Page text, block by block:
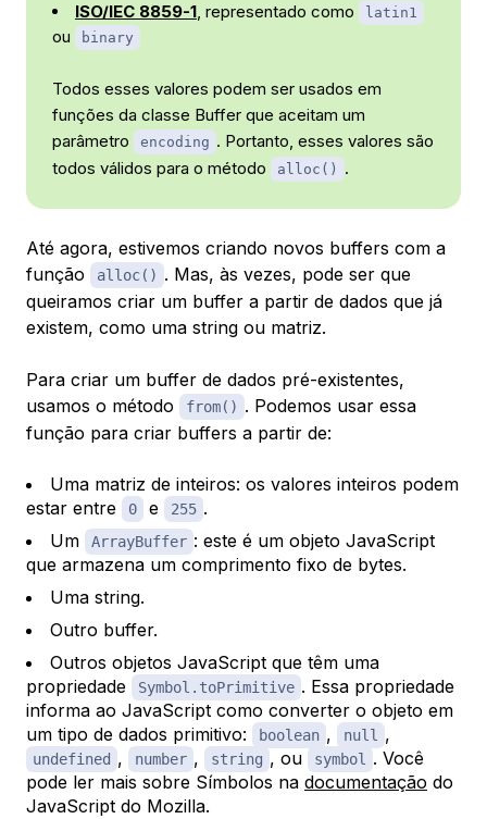
ISO/IEC 8859-1, representado como latin1
ou binary
Todos esses valores podem ser usados em
funções da classe Buffer que aceitam um
parâmetro
encoding . Portanto, esses valores são
todos válidos para o método
alloc() .
Até agora, estivemos criando novos buffers com a
função
alloc() . Mas, às vezes, pode ser que
queiramos criar um buffer a partir de dados que já
existem, como uma string ou matriz.
Para criar um buffer de dados pré-existentes,
usamos o método
from() . Podemos usar essa
função para criar buffers a partir de:
Uma matriz de inteiros: os valores inteiros podem
estar entre
0 e 255 .
Um
ArrayBuffer : este é um objeto JavaScript
que armazena um comprimento fixo de bytes.
Uma string.
Outro buffer.
Outros objetos JavaScript que têm uma
propriedade
Symbol.toPrimitive . Essa propriedade
informa ao JavaScript como converter o objeto em
um tipo de dados primitivo:
boolean , null ,
undefined , number , string , ou symbol . Você
pode ler mais sobre Símbolos na documentação do
JavaScript do Mozilla.